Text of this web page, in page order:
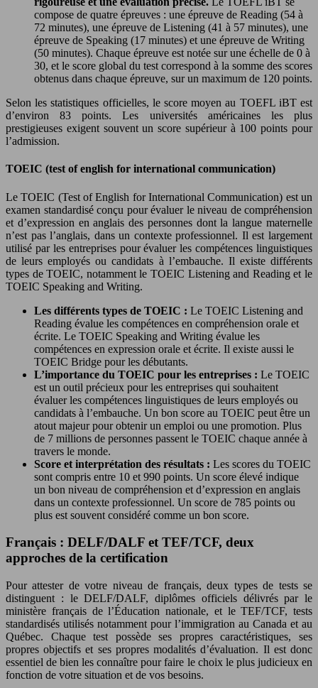
compose de quatre épreuves : une épreuve de Reading (54 à
72 minutes), une épreuve de Listening (41 à 57 minutes), une
épreuve de Speaking (17 minutes) et une épreuve de Writing
(50 minutes). Chaque épreuve est notée sur une échelle de 0 à
30, et le score global du test correspond à la somme des scores
obtenus dans chaque épreuve, sur un maximum de 120 points.
Selon les statistiques officielles, le score moyen au TOEFL iBT est
d’environ 83 points. Les universités américaines les plus
prestigieuses exigent souvent un score supérieur à 100 points pour
l’admission.
TOEIC (test of english for international communication)
Le TOEIC (Test of English for International Communication) est un
examen standardisé conçu pour évaluer le niveau de compréhension
et d’expression en anglais des personnes dont la langue maternelle
n’est pas l’anglais, dans un contexte professionnel. Il est largement
utilisé par les entreprises pour évaluer les compétences linguistiques
de leurs employés ou candidats à l’embauche. Il existe différents
types de TOEIC, notamment le TOEIC Listening and Reading et le
TOEIC Speaking and Writing.
Les différents types de TOEIC : Le TOEIC Listening and
Reading évalue les compétences en compréhension orale et
écrite. Le TOEIC Speaking and Writing évalue les
compétences en expression orale et écrite. Il existe aussi le
TOEIC Bridge pour les débutants.
L’importance du TOEIC pour les entreprises : Le TOEIC
est un outil précieux pour les entreprises qui souhaitent
évaluer les compétences linguistiques de leurs employés ou
candidats à l’embauche. Un bon score au TOEIC peut être un
atout majeur pour obtenir un emploi ou une promotion. Plus
de 7 millions de personnes passent le TOEIC chaque année à
travers le monde.
Score et interprétation des résultats : Les scores du TOEIC
sont compris entre 10 et 990 points. Un score élevé indique
un bon niveau de compréhension et d’expression en anglais
dans un contexte professionnel. Un score de 785 points ou
plus est souvent considéré comme un bon score.
Français : DELF/DALF et TEF/TCF, deux
approches de la certification
Pour attester de votre niveau de français, deux types de tests se
distinguent : le DELF/DALF, diplômes officiels délivrés par le
ministère français de l’Éducation nationale, et le TEF/TCF, tests
standardisés utilisés notamment pour l’immigration au Canada et au
Québec. Chaque test possède ses propres caractéristiques, ses
propres objectifs et ses propres modalités d’évaluation. Il est donc
essentiel de bien les connaître pour faire le choix le plus judicieux en
fonction de votre situation et de vos besoins.